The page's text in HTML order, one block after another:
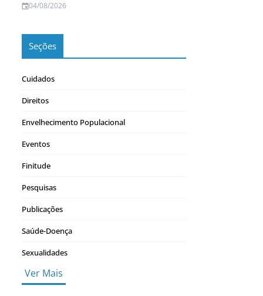
04/08/2026
Seções
Cuidados
Direitos
Envelhecimento Populacional
Eventos
Finitude
Pesquisas
Publicações
Saúde-Doença
Sexualidades
Ver Mais